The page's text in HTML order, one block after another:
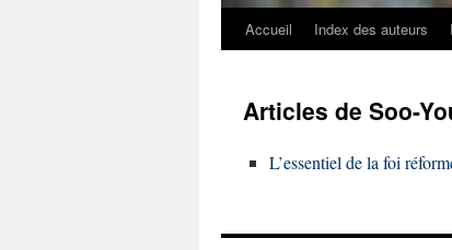
Accueil Index des auteurs
Articles de Soo-
L’essentiel de la foi